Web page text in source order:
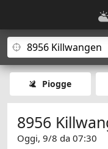
Piogge
8956
Oggi, 9/8 da 07:30